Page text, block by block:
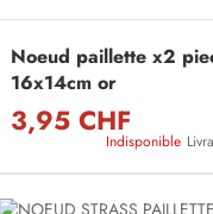
Noeud paillette x2
16x14cm or
3,95 CHF
Indisponible